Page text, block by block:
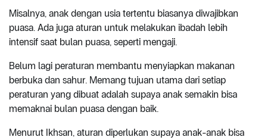
Misalnya, anak dengan usia tertentu biasanya diwajibkan
puasa. Ada juga aturan untuk melakukan ibadah lebih
intensif saat bulan puasa, seperti mengaji.
Belum lagi peraturan membantu menyiapkan makanan
berbuka dan sahur. Memang tujuan utama dari setiap
peraturan yang dibuat adalah supaya anak semakin bisa
memaknai bulan puasa dengan baik.
Menurut Ikhsan, aturan diperlukan supaya anak-anak bisa